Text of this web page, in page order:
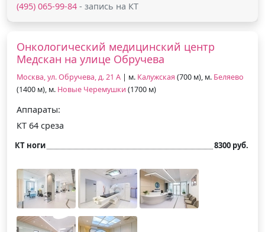
(495) 065-99-84 - запись на КТ
Онкологический медицинский центр
Медскан на улице Обручева
Москва, ул. Обручева, д. 21 А | м. Калужская (700 м), м. Беляево
(1400 м), м. Новые Черемушки (1700 м)
Аппараты:
КТ 64 среза
КТ ноги 8300 руб.